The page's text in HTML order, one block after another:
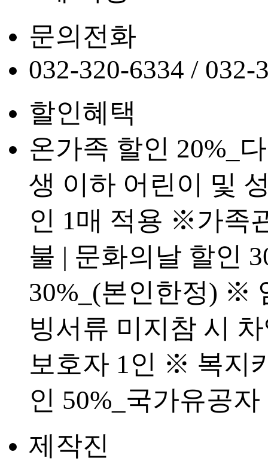
문의전화
032-320-6334 / 032-
할인혜택
온가족 할인 20%_
생 이하 어린이 및
인 1매 적용 ※가족
불 | 문화의날 할인
30%_(본인한정) ※
빙서류 미지참 시
보호자 1인 ※ 복지
인 50%_국가유공
제작진